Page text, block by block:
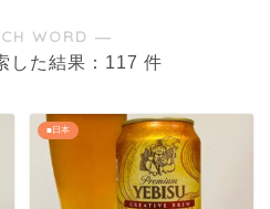
WORD ―
した結果：117 件
■日本